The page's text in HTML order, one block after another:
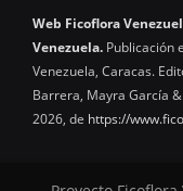
Web Ficoflora
Venezuela. Publicación
Venezuela, Caracas.
Barrera, Mayra García
2026, de https://